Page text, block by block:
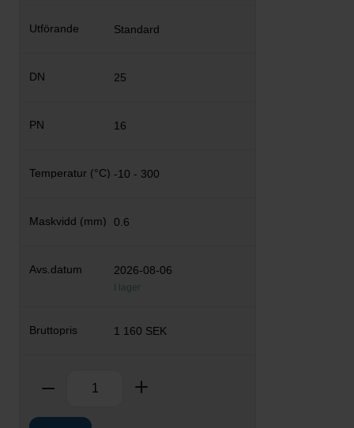
Standard
25
16
-10 - 300
0.6
2026-08-06
I lager
1 160 SEK
Ta bort